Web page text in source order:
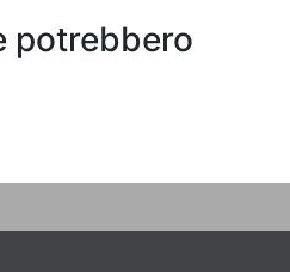
potrebbero